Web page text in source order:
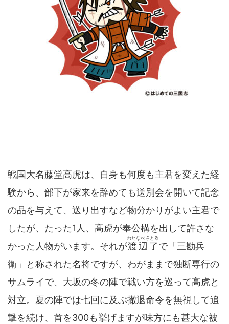
戦国大名藤堂高虎は、自身も何度も主君を変えた経
験から、部下が家来を辞めても送別会を開いて記念
の品を与えて、送り出すなど物分かりがよい主君で
したが、たった1人、高虎が奉公構を出して許さな
かった人物がいます。それが渡辺了
わたなべさとる
で「三勘兵
衛」と称された名将ですが、わがままで独断専行の
サムライで、大坂の冬の陣で戦い方を巡って高虎と
対立。夏の陣では七回に及ぶ撤退命令を無視して追
撃を続け、首を300も挙げますが味方にも甚大な被